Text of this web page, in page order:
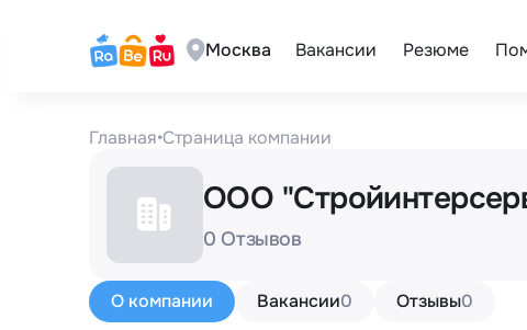
Москва Вакансии Резюме
Главная•Страница компании
ООО
0 Отзывов
О компании Вакансии0 Отзывы0